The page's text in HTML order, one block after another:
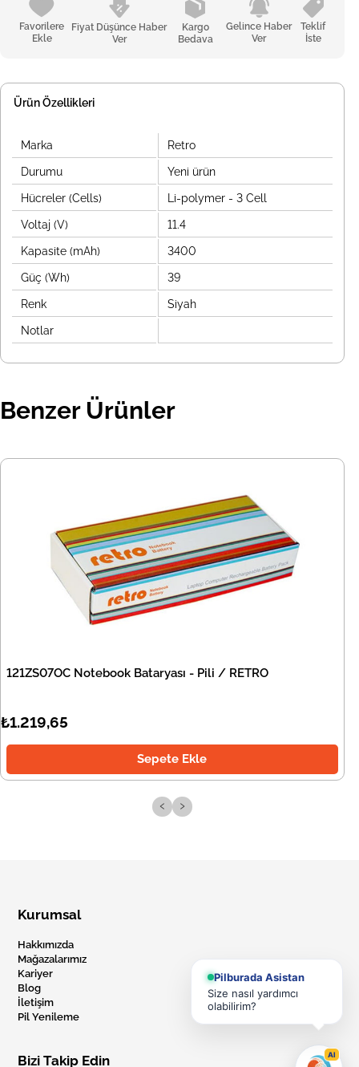
Favorilere
Ekle
Fiyat Düşünce Haber
Ver
Kargo
Bedava
Gelince Haber
Ver
Teklif
İste
Ürün Özellikleri
Marka Retro
Durumu Yeni ürün
Hücreler (Cells) Li-polymer - 3 Cell
Voltaj (V) 11.4
Kapasite (mAh) 3400
Güç (Wh) 39
Renk Siyah
Notlar
Benzer Ürünler
121ZS07OC Notebook Bataryası - Pili / RETRO
₺1.219,65
Sepete Ekle
‹ ›
Kurumsal
Hakkımızda
Mağazalarımız
Kariyer
Blog
İletişim
Pil Yenileme
Bizi Takip Edin
Pilburada Asistan
Size nasıl yardımcı
olabilirim?
AI